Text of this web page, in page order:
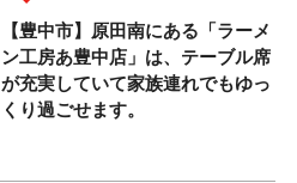
【豊中市】原田南にある「ラーメ
ン工房あ豊中店」は、テーブル席
が充実していて家族連れでもゆっ
くり過ごせます。